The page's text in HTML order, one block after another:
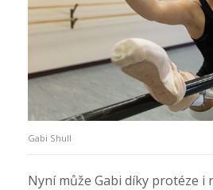
Gabi Shull
Nyní může Gabi díky protéze i